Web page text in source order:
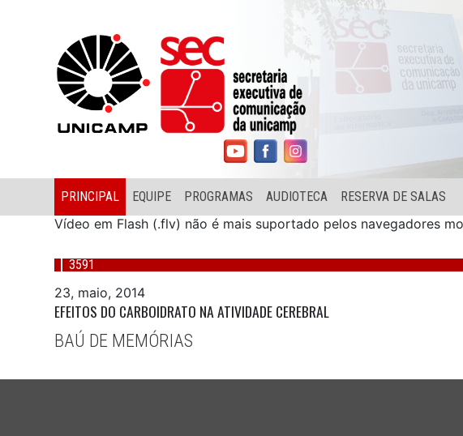
PRINCIPAL EQUIPE PROGRAMAS AUDIOTECA RESERVA DE SALAS
Vídeo em Flash (.flv) não é mais suportado pelos navegadores
3591
23, maio, 2014
EFEITOS DO CARBOIDRATO NA ATIVIDADE CEREBRAL
BAÚ DE MEMÓRIAS